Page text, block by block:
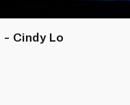
- Cindy Lo